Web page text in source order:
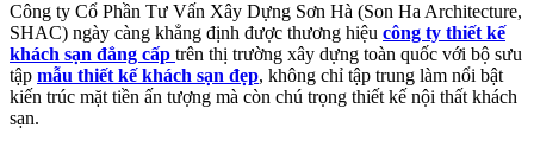
Công ty Cổ Phần Tư Vấn Xây Dựng Sơn Hà (Son Ha Architecture,
SHAC) ngày càng khẳng định được thương hiệu công ty thiết kế
khách sạn đẳng cấp trên thị trường xây dựng toàn quốc với bộ sưu
tập mẫu thiết kế khách sạn đẹp, không chỉ tập trung làm nổi bật
kiến trúc mặt tiền ấn tượng mà còn chú trọng thiết kế nội thất khách
sạn.